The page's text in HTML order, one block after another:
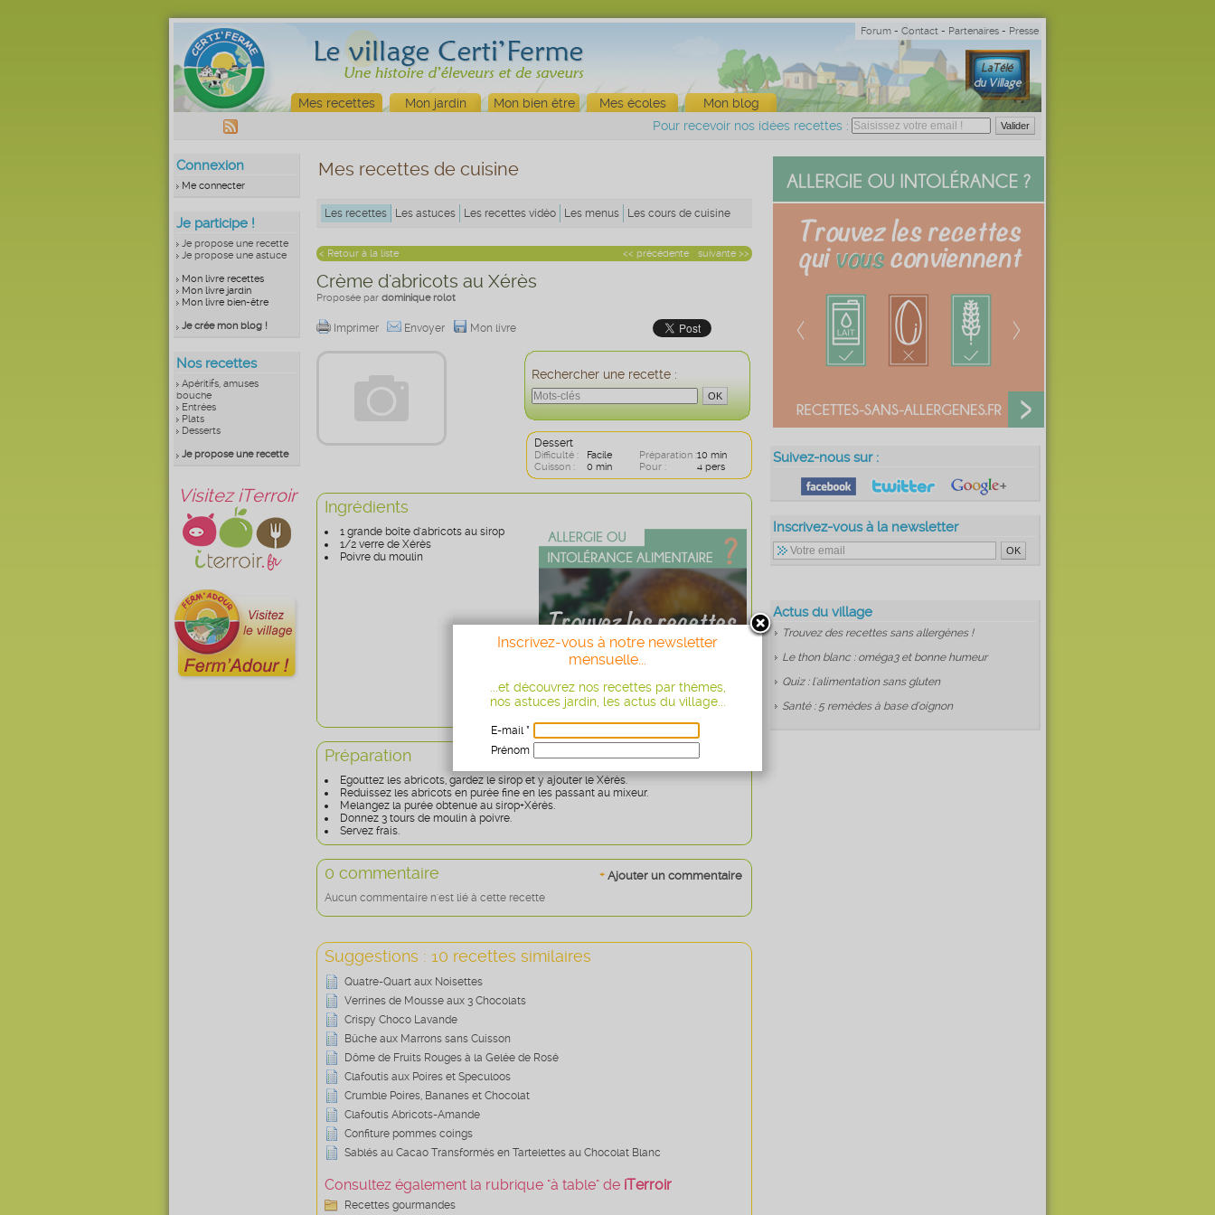
Forum - Contact - Partenaires - Presse
Mes recettes Mon jardin Mon bien être Mes écoles
Mon blog
Pour recevoir nos idées recettes :
Connexion
Me connecter
Je participe !
Je propose une recette
Je propose une astuce
Mon livre recettes
Mon livre jardin
Mon livre bien-être
Je crée mon blog !
Nos recettes
Apéritifs, amuses
bouche
Entrées
Plats
Desserts
Je propose une recette
Visitez iTerroir
Suivez-nous sur :
Inscrivez-vous à la newsletter
Actus du village
Trouvez des recettes sans allergènes !
Le thon blanc : oméga3 et bonne humeur
Quiz : l'alimentation sans gluten
Santé : 5 remèdes à base d'oignon
Mes recettes de cuisine
Les recettes Les astuces Les recettes vidéo Les menus Les cours de cuisine
suivante >>
<< précédente
< Retour à la liste
Crème d'abricots au Xérès
Proposée par dominique rolot
Imprimer Envoyer Mon livre
Rechercher une recette :
Dessert
Difficulté : Facile Préparation :10 min
Cuisson :
0 min Pour : 4 pers
Ingrédients
1 grande boîte d'abricots au sirop
1/2 verre de Xérès
Poivre du moulin
Préparation
Egouttez les abricots, gardez le sirop et y ajouter le Xérès.
Reduissez les abricots en purée fine en les passant au mixeur.
Melangez la purée obtenue au sirop+Xérès.
Donnez 3 tours de moulin à poivre.
Servez frais.
+ Ajouter un commentaire
0 commentaire
Aucun commentaire n'est lié à cette recette
Suggestions : 10 recettes similaires
Quatre-Quart aux Noisettes
Verrines de Mousse aux 3 Chocolats
Crispy Choco Lavande
Bûche aux Marrons sans Cuisson
Dôme de Fruits Rouges à la Gelée de Rosé
Clafoutis aux Poires et Speculoos
Crumble Poires, Bananes et Chocolat
Clafoutis Abricots-Amande
Confiture pommes coings
Sablés au Cacao Transformés en Tartelettes au Chocolat Blanc
Consultez également la rubrique "à table" de iTerroir
Recettes gourmandes
Inscrivez-vous à notre newsletter
mensuelle...
...et découvrez nos recettes par thèmes,
nos astuces jardin, les actus du village...
E-mail *
Prénom
Age
* obligatoire